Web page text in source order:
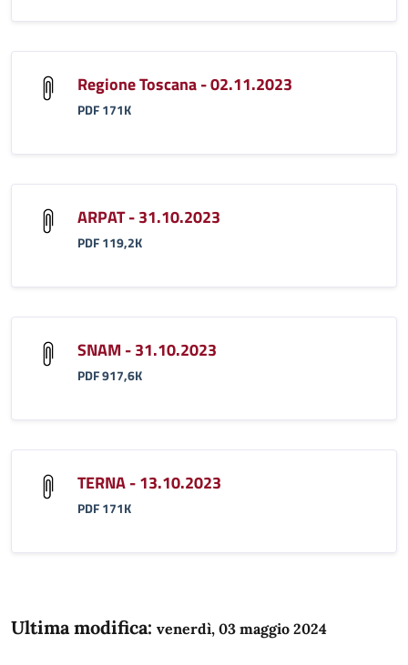
Regione Toscana - 02.11.2023
PDF 171K
ARPAT - 31.10.2023
PDF 119,2K
SNAM - 31.10.2023
PDF 917,6K
TERNA - 13.10.2023
PDF 171K
Ultima modifica: venerdì, 03 maggio 2024